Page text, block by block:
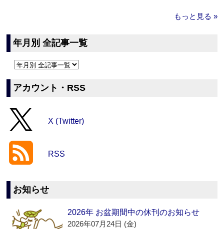
もっと見る »
年月別 全記事一覧
アカウント・RSS
X (Twitter)
RSS
お知らせ
2026年 お盆期間中の休刊のお知らせ
2026年07月24日 (金)